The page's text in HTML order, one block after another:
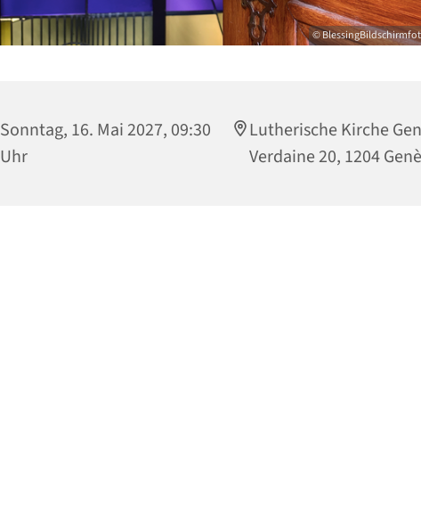
©
Sonntag, 16. Mai 2027, 09:30
Uhr
Lutherische Kirche
Verdaine 20, 1204